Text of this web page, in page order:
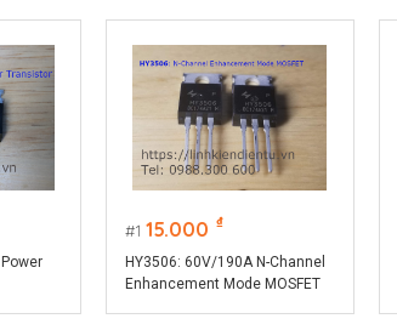
1 15.000 ₫
HY3506: 60V/190A N-Channel
Enhancement Mode MOSFET